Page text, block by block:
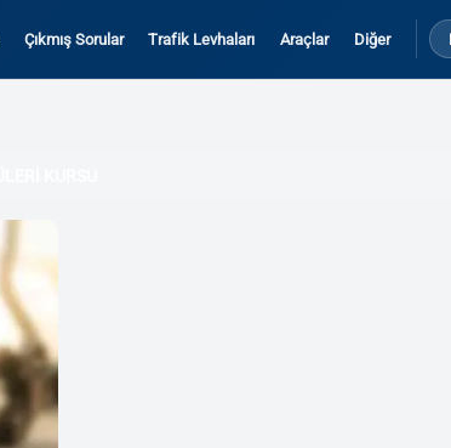
Çıkmış Sorular Trafik Levhaları Araçlar Diğer